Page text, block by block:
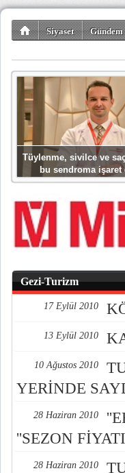
Siyaset Gündem
Tüylenme, sivilce ve
bu sendroma
Gezi-Turizm
17 Eylül 2010
13 Eylül 2010
10 Ağustos 2010
YERİNDE
28 Haziran 2010
''SEZON
28 Haziran 2010